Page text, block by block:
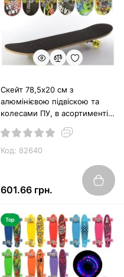
Скейт 78,5х20 см з
алюмінієвою підвіскою та
колесами ПУ, в асортименті,
Код: 82640
601.66 грн.
Top